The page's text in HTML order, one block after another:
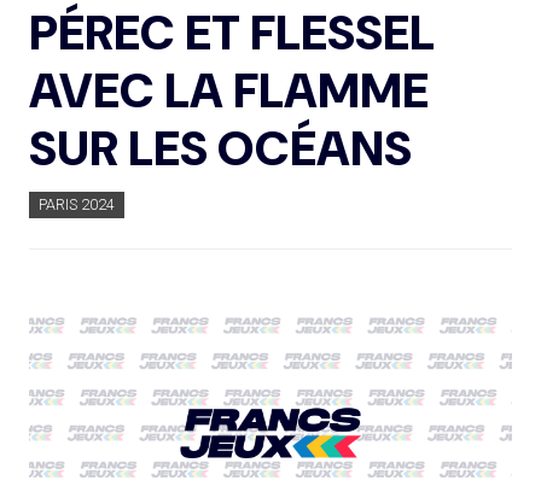
PÉREC ET FLESSEL
AVEC LA FLAMME
SUR LES OCÉANS
PARIS 2024